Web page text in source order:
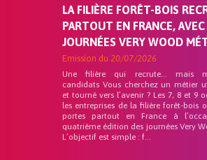
LA FILIÈRE FORÊT-BOIS
PARTOUT EN FRANCE, AVEC
JOURNÉES VERY WOOD
Emission du 20/07/2026
Une filière qui recrute… mais
candidats Vous cherchez un métier
et tourné vers l’avenir ? Les 7, 8 et 9
les entreprises de la filière forêt-bois
portes partout en France à
quatrième édition des journées Very
L’objectif est simple : f...